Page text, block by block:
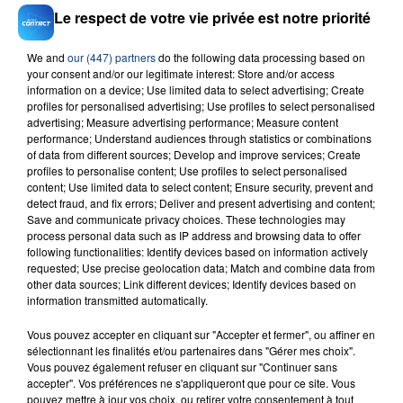
Cake By The Ocean
DNCE
RADIO CONTACT
FIL D'ACTU
Le respect de votre vie privée est notre priorité
We and our (447) partnersdo the following data processing based on
your consent and/or our legitimate interest: Store and/or access
information on a device; Use limited data to select advertising; Create
profiles for personalised advertising; Use profiles to select personalised
advertising; Measure advertising performance; Measure content
performance; Understand audiences through statistics or combinations
of data from different sources; Develop and improve services; Create
profiles to personalise content; Use profiles to select personalised
content; Use limited data to select content; Ensure security, prevent and
detect fraud, and fix errors; Deliver and present advertising and content;
Save and communicate privacy choices. These technologies may
process personal data such as IP address and browsing data to offer
following functionalities: Identify devices based on information actively
requested; Use precise geolocation data; Match and combine data from
other data sources; Link different devices; Identify devices based on
information transmitted automatically.
Vous pouvez accepter en cliquant sur "Accepter et fermer", ou affiner en
sélectionnant les finalités et/ou partenaires dans "Gérer mes choix".
Vous pouvez également refuser en cliquant sur "Continuer sans
accepter". Vos préférences ne s'appliqueront que pour ce site. Vous
pouvez mettre à jour vos choix, ou retirer votre consentement à tout